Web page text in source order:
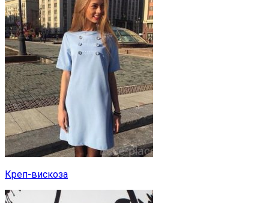
Креп-вискоза